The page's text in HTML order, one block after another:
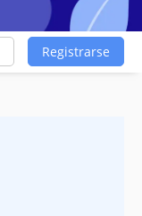
Registrarse